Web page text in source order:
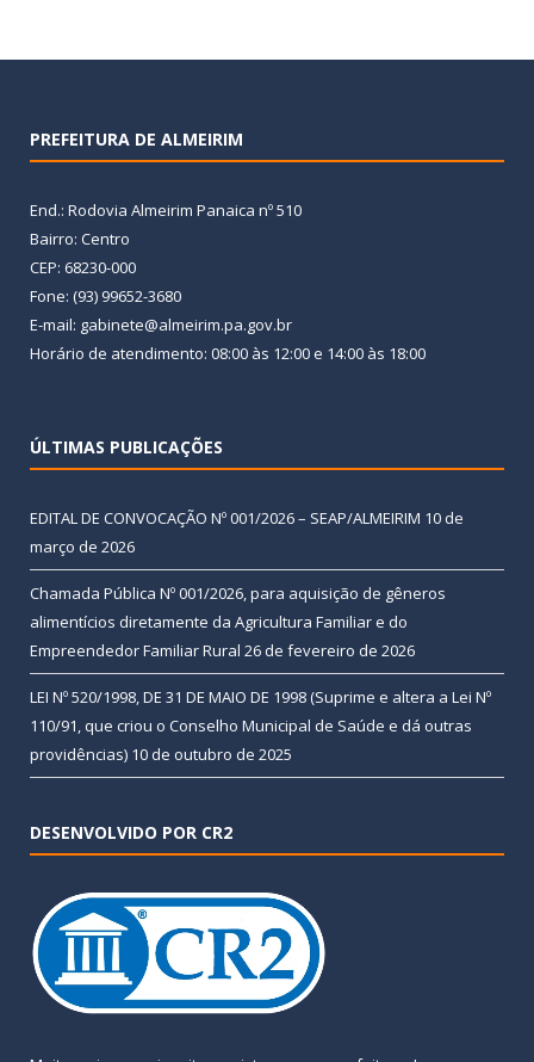
PREFEITURA DE ALMEIRIM
End.: Rodovia Almeirim Panaica nº 510
Bairro: Centro
CEP: 68230-000
Fone: (93) 99652-3680
E-mail: gabinete@almeirim.pa.gov.br
Horário de atendimento: 08:00 às 12:00 e 14:00 às 18:00
ÚLTIMAS PUBLICAÇÕES
EDITAL DE CONVOCAÇÃO Nº 001/2026 – SEAP/ALMEIRIM 10 de
março de 2026
Chamada Pública Nº 001/2026, para aquisição de gêneros
alimentícios diretamente da Agricultura Familiar e do
Empreendedor Familiar Rural 26 de fevereiro de 2026
LEI Nº 520/1998, DE 31 DE MAIO DE 1998 (Suprime e altera a Lei Nº
110/91, que criou o Conselho Municipal de Saúde e dá outras
providências) 10 de outubro de 2025
DESENVOLVIDO POR CR2